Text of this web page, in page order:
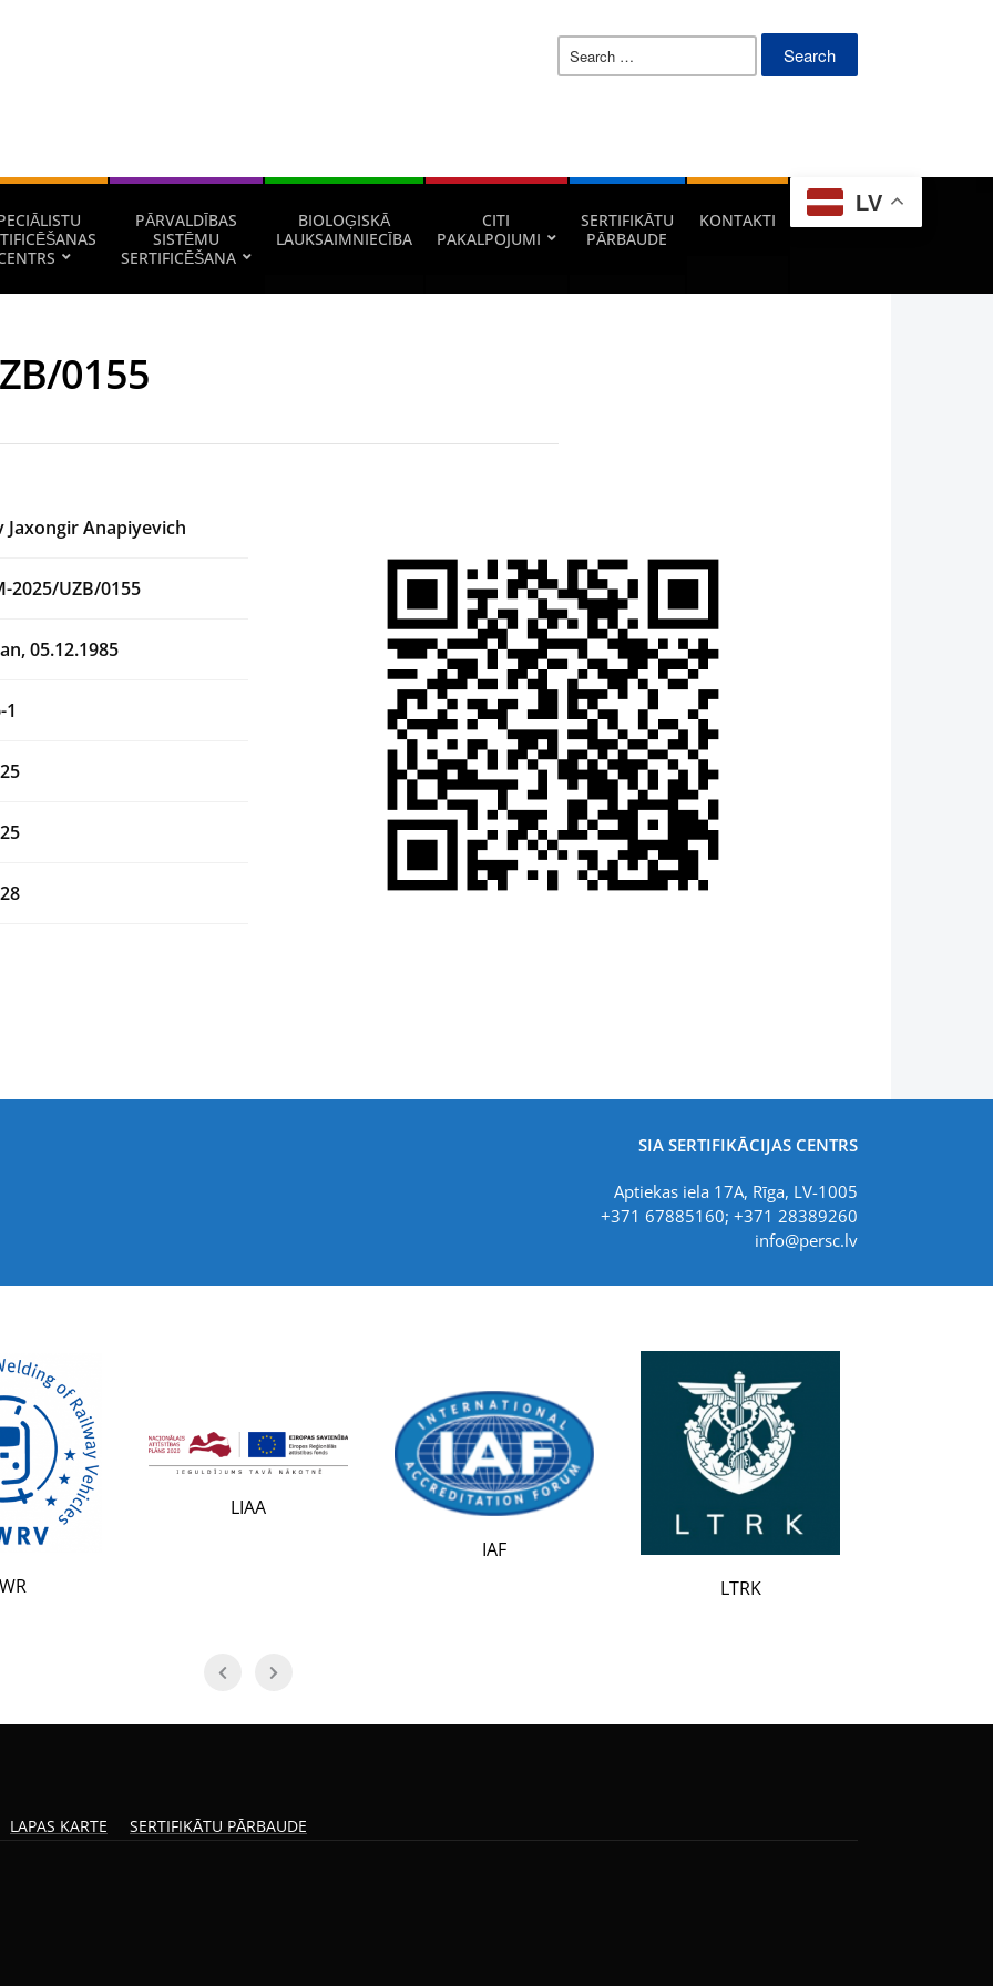
Search
PĀRVALDĪBAS
SISTĒMU
SERTIFICĒŠANA
BIOLOĢISKĀ
LAUKSAIMNIECĪBA
CITI
PAKALPOJUMI
SERTIFIKĀTU
PĀRBAUDE
KONTAKTI
LV
0155
Jaxongir Anapiyevich
2025/UZB/0155
05.12.1985
1
SIA SERTIFIKĀCIJAS CENTRS
Aptiekas iela 17A, Rīga, LV-1005
+371 67885160; +371 28389260
info@persc.lv
LIAA
LATAK
LAPAS KARTE SERTIFIKĀTU PĀRBAUDE